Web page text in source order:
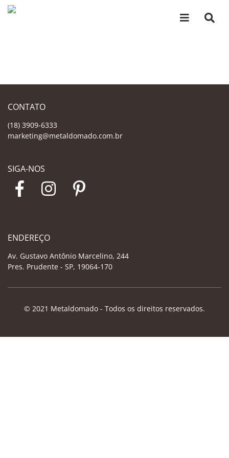
CONTATO
(18) 3909-6333
marketing@metaldomado.com.br
SIGA-NOS
ENDEREÇO
Av. Gustavo Antônio Marcelino, 244
Pres. Prudente - SP, 19064-170
© 2021 Metaldomado - Todos os direitos reservados.